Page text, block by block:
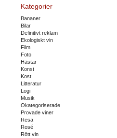
Kategorier
Bananer
Bilar
Definitivt reklam
Ekologiskt vin
Film
Foto
Hästar
Konst
Kost
Litteratur
Logi
Musik
Okategoriserade
Provade viner
Resa
Rosé
Rött vin